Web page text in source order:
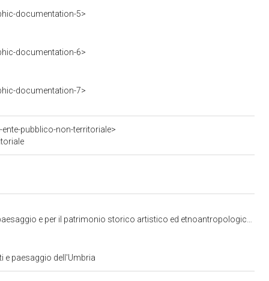
documentation-5>
documentation-6>
documentation-7>
pubblico-non-territoriale>
e per il patrimonio storico artistico ed etnoantropologico dell'Umbria
e paesaggio dell'Umbria